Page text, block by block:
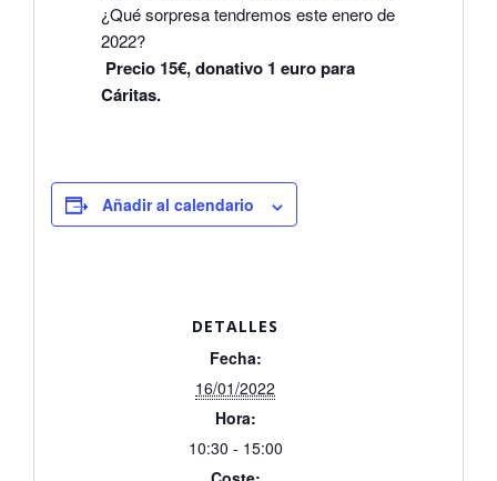
¿Qué sorpresa tendremos este enero de
2022?
Precio 15€, donativo 1 euro para
Cáritas.
Añadir al calendario
DETALLES
Fecha:
16/01/2022
Hora:
10:30 - 15:00